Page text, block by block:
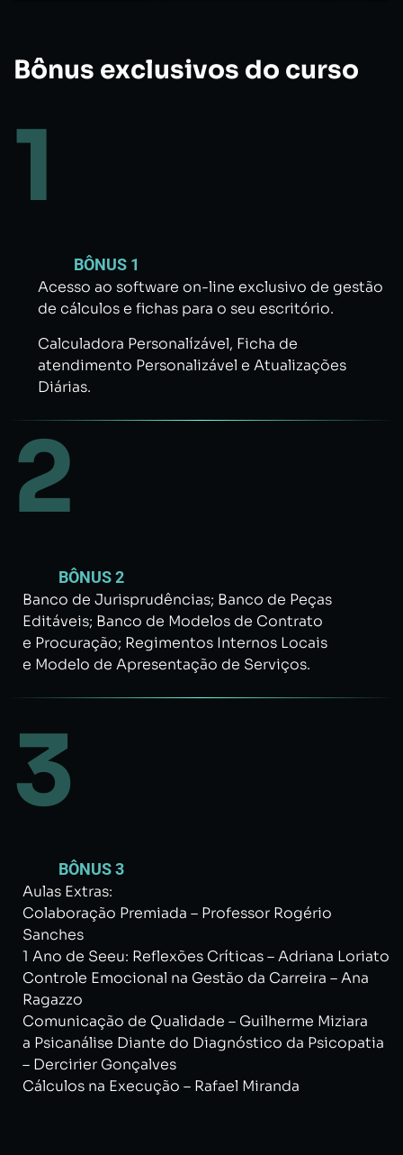
Bônus exclusivos do curso
1
BÔNUS 1
Acesso ao software on-line exclusivo de gestão
de cálculos e fichas para o seu escritório.
Calculadora Personalízável, Ficha de
atendimento Personalizável e Atualizações
Diárias.
2
BÔNUS 2
Banco de Jurisprudências; Banco de Peças
Editáveis; Banco de Modelos de Contrato
e Procuração; Regimentos Internos Locais
e Modelo de Apresentação de Serviços.
3
BÔNUS 3
Aulas Extras:
Colaboração Premiada – Professor Rogério
Sanches
1 Ano de Seeu: Reflexões Críticas – Adriana Loriato
Controle Emocional na Gestão da Carreira – Ana
Ragazzo
Comunicação de Qualidade – Guilherme Miziara
a Psicanálise Diante do Diagnóstico da Psicopatia
– Dercirier Gonçalves
Cálculos na Execução – Rafael Miranda